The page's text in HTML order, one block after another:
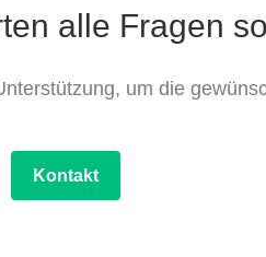
alle Fragen
um die
Kontakt